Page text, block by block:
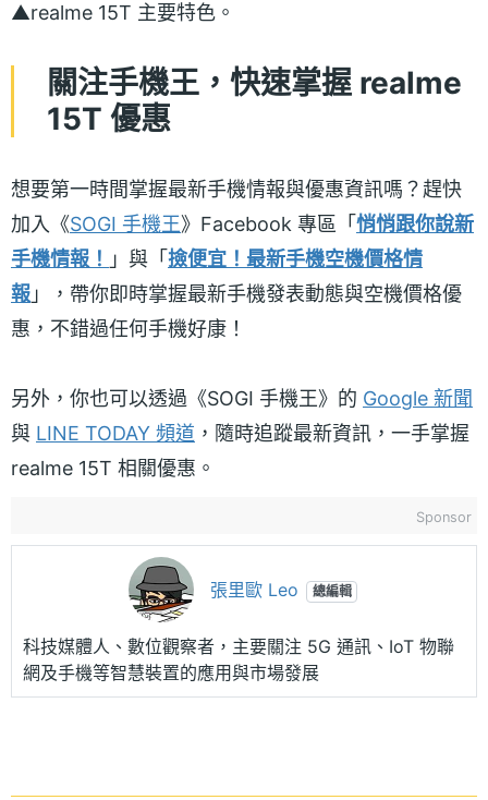
▲realme 15T 主要特色。
關注手機王，快速掌握 realme
15T 優惠
想要第一時間掌握最新手機情報與優惠資訊嗎？趕快
加入《SOGI 手機王》Facebook 專區「 悄悄跟你說新
手機情報！ 」與「 撿便宜！最新手機空機價格情
報 」，帶你即時掌握最新手機發表動態與空機價格優
惠，不錯過任何手機好康！
另外，你也可以透過《SOGI 手機王》的 Google 新聞
與 LINE TODAY 頻道 ，隨時追蹤最新資訊，一手掌握
realme 15T 相關優惠。
Sponsor
張里歐 Leo 總編輯
科技媒體人、數位觀察者，主要關注 5G 通訊、IoT 物聯
網及手機等智慧裝置的應用與市場發展